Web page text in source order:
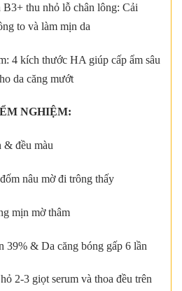
thu nhỏ lỗ chân lông: Cải
to và làm mịn da
4 kích thước HA giúp cấp ẩm sâu
da căng mướt
NGHIỆM:
& đều màu
nâu mờ đi trông thấy
mịn mờ thâm
39% & Da căng bóng gấp 6 lần
2-3 giọt serum và thoa đều trên